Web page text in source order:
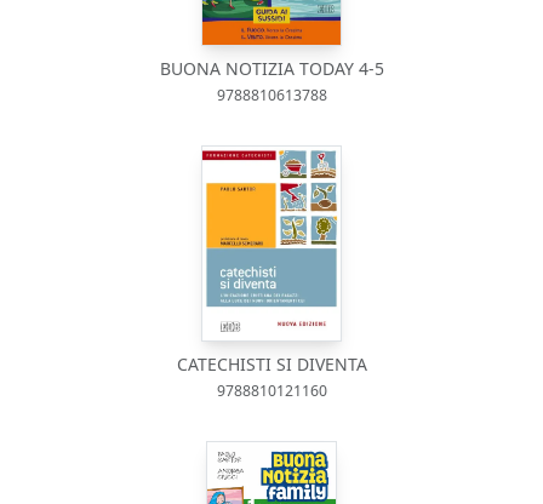
BUONA NOTIZIA TODAY 4-5
9788810613788
CATECHISTI SI DIVENTA
9788810121160